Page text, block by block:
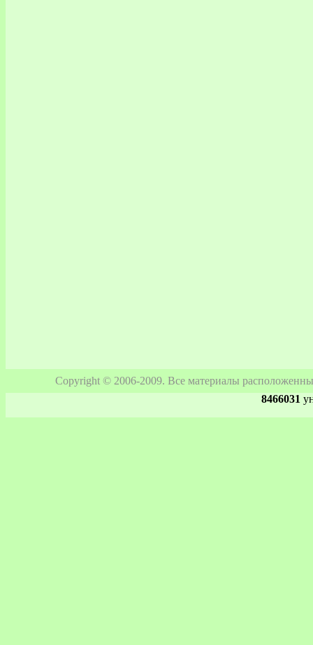
Copyright © 2006-2009. Все материалы
8466031